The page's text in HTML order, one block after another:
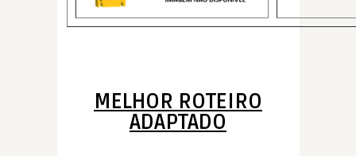
MELHOR ROTEIRO
ADAPTADO